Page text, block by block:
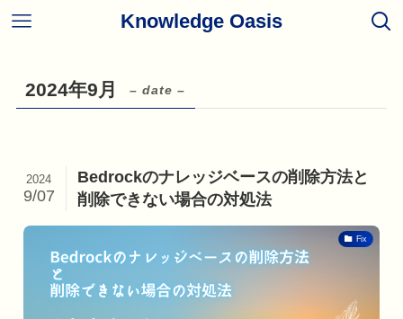
Knowledge Oasis
2024年9月 – date –
Bedrockのナレッジベースの削除方法と
削除できない場合の対処法
2024
9/07
Fix